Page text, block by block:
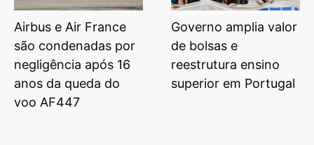
Airbus e Air France
são condenadas por
negligência após 16
anos da queda do
voo AF447
Governo amplia valor
de bolsas e
reestrutura ensino
superior em Portugal